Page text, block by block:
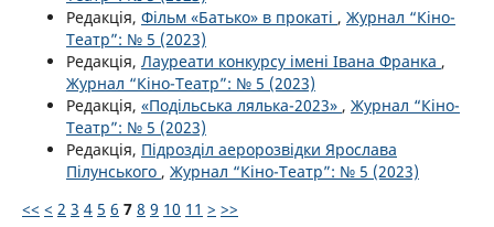
Редакція, Фільм «Батько» в прокаті , Журнал “Кіно-
Театр”: № 5 (2023)
Редакція, Лауреати конкурсу імені Івана Франка ,
Журнал “Кіно-Театр”: № 5 (2023)
Редакція, «Подільська лялька-2023» , Журнал “Кіно-
Театр”: № 5 (2023)
Редакція, Підрозділ аеророзвідки Ярослава
Пілунського , Журнал “Кіно-Театр”: № 5 (2023)
<< < 2 3 4 5 6 7 8 9 10 11 > >>